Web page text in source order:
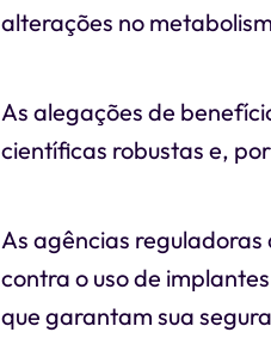
alterações no
As alegações de
científicas robustas e,
As agências
contra o uso de
que garantam sua